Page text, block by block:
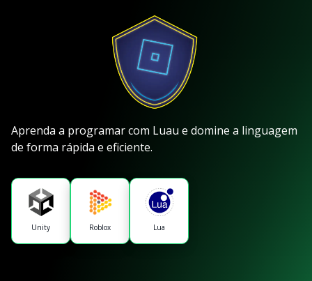
Aprenda a programar com Luau e domine a linguagem
de forma rápida e eficiente.
Unity Roblox Lua